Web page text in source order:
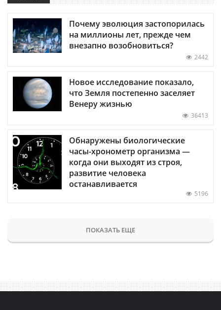
Почему эволюция застопорилась
на миллионы лет, прежде чем
внезапно возобновиться?
2442
Новое исследование показало,
что Земля постепенно заселяет
Венеру жизнью
36413
Обнаружены биологические
часы-хронометр организма —
когда они выходят из строя,
развитие человека
останавливается
5196
ПОКАЗАТЬ ЕЩЕ